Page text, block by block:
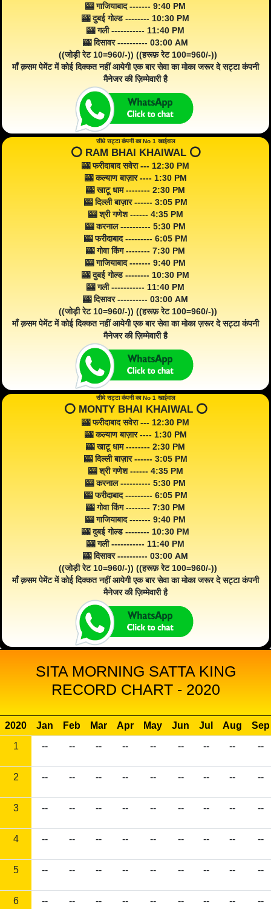
🎰 गाजियाबाद ------- 9:40 PM
🎰 दुबई गोल्ड -------- 10:30 PM
🎰 गली ----------- 11:40 PM
🎰 दिसावर ---------- 03:00 AM
((जोड़ी रेट 10=960/-)) ((हरूफ़ रेट 100=960/-))
माँ क़सम पेमेंट में कोई दिक्कत नहीं आयेगी एक बार सेवा का मोका जरूर दे सट्टा कंपनी
मैनेजर की ज़िम्मेवारी है
सीधे सट्टा कंपनी का No 1 खाईवाल
⭕️ RAM BHAI KHAIWAL ⭕️
🎰 फरीदाबाद सवेरा --- 12:30 PM
🎰 कल्याण बाज़ार ---- 1:30 PM
🎰 खाटू धाम -------- 2:30 PM
🎰 दिल्ली बाज़ार ------ 3:05 PM
🎰 श्री गणेश ------ 4:35 PM
🎰 करनाल ---------- 5:30 PM
🎰 फरीदाबाद --------- 6:05 PM
🎰 गोवा किंग -------- 7:30 PM
🎰 गाजियाबाद ------- 9:40 PM
🎰 दुबई गोल्ड -------- 10:30 PM
🎰 गली ----------- 11:40 PM
🎰 दिसावर ---------- 03:00 AM
((जोड़ी रेट 10=960/-)) ((हरूफ़ रेट 100=960/-))
माँ क़सम पेमेंट में कोई दिक्कत नहीं आयेगी एक बार सेवा का मोका ज़रूर दे सट्टा कंपनी
मैनेजर की ज़िम्मेवारी है
सीधे सट्टा कंपनी का No 1 खाईवाल
⭕️ MONTY BHAI KHAIWAL ⭕️
🎰 फरीदाबाद सवेरा --- 12:30 PM
🎰 कल्याण बाज़ार ---- 1:30 PM
🎰 खाटू धाम -------- 2:30 PM
🎰 दिल्ली बाज़ार ------ 3:05 PM
🎰 श्री गणेश ------ 4:35 PM
🎰 करनाल ---------- 5:30 PM
🎰 फरीदाबाद --------- 6:05 PM
🎰 गोवा किंग -------- 7:30 PM
🎰 गाजियाबाद ------- 9:40 PM
🎰 दुबई गोल्ड -------- 10:30 PM
🎰 गली ----------- 11:40 PM
🎰 दिसावर ---------- 03:00 AM
((जोड़ी रेट 10=960/-)) ((हरूफ़ रेट 100=960/-))
माँ क़सम पेमेंट में कोई दिक्कत नहीं आयेगी एक बार सेवा का मोका जरूर दे सट्टा कंपनी
मैनेजर की ज़िम्मेवारी है
SITA MORNING SATTA KING
RECORD CHART - 2020
2020 Jan Feb Mar Apr May Jun Jul Aug
Sep
1
-- -- -- -- -- -- -- -- --
2 -- -- -- -- -- -- -- -- --
3 -- -- -- -- -- -- -- -- --
4 -- -- -- -- -- -- -- -- --
5 -- -- -- -- -- -- -- -- --
6 -- -- -- -- -- -- -- -- --